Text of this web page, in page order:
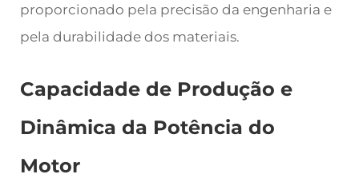
proporcionado pela precisão da engenharia e
pela durabilidade dos materiais.
Capacidade de Produção e
Dinâmica da Potência do
Motor